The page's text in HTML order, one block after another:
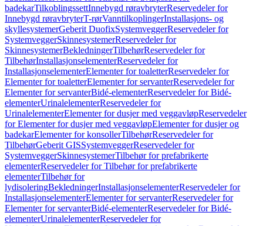
badekarTilkoblingssettInnebygd røravbryterReservedeler for
Innebygd røravbryterT-rørVanntilkoplingerInstallasjons- og
skyllesystemerGeberit DuofixSystemveggerReservedeler for
SystemveggerSkinnesystemerReservedeler for
SkinnesystemerBekledningerTilbehørReservedeler for
TilbehørInstallasjonselementerReservedeler for
InstallasjonselementerElementer for toaletterReservedeler for
Elementer for toaletterElementer for servanterReservedeler for
Elementer for servanterBidé-elementerReservedeler for Bidé-
elementerUrinalelementerReservedeler for
UrinalelementerElementer for dusjer med veggavløpReservedeler
for Elementer for dusjer med veggavløpElementer for dusjer og
badekarElementer for konsollerTilbehørReservedeler for
TilbehørGeberit GISSystemveggerReservedeler for
SystemveggerSkinnesystemerTilbehør for prefabrikerte
elementerReservedeler for Tilbehør for prefabrikerte
elementerTilbehør for
lydisoleringBekledningerInstallasjonselementerReservedeler for
InstallasjonselementerElementer for servanterReservedeler for
Elementer for servanterBidé-elementerReservedeler for Bidé-
elementerUrinalelementerReservedeler for